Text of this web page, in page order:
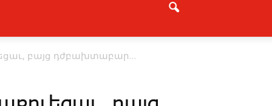
բայց դժբախ­տա­բար…